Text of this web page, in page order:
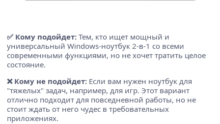
✅ Кому подойдет: Тем, кто ищет мощный и
универсальный Windows-ноутбук 2-в-1 со всеми
современными функциями, но не хочет тратить целое
состояние.
❌ Кому не подойдет: Если вам нужен ноутбук для
"тяжелых" задач, например, для игр. Этот вариант
отлично подходит для повседневной работы, но не
стоит ждать от него чудес в требовательных
приложениях.